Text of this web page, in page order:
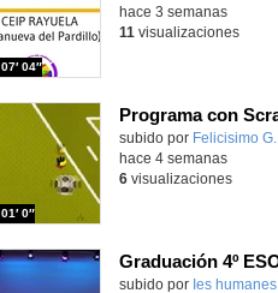
07′ 04″
hace 3 semanas
11 visualizaciones
Contenido educativo.
subido por Felicisimo G.
01′ 0″
hace 4 semanas
6visualizaciones
subido por Ies humanes